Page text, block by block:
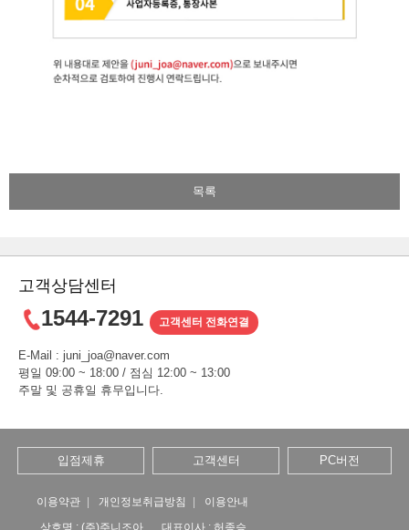
고객상담센터
1544-7291 고객센터 전화연결
E-Mail : juni_joa@naver.com
평일 09:00 ~ 18:00 / 점심 12:00 ~ 13:00
주말 및 공휴일 휴무입니다.
입점제휴 고객센터 PC버전
이용약관 개인정보취급방침
이용안내
상호명 : (주)주니조아
대표이사 : 허종승